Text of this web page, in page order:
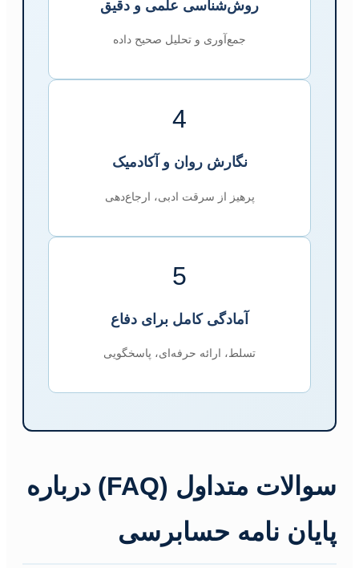
روش‌شناسی علمی و دقیق
جمع‌آوری و تحلیل صحیح داده
4
نگارش روان و آکادمیک
پرهیز از سرقت ادبی، ارجاع‌دهی
5
آمادگی کامل برای دفاع
تسلط، ارائه حرفه‌ای، پاسخگویی
سوالات متداول (FAQ) درباره
پایان نامه حسابرسی